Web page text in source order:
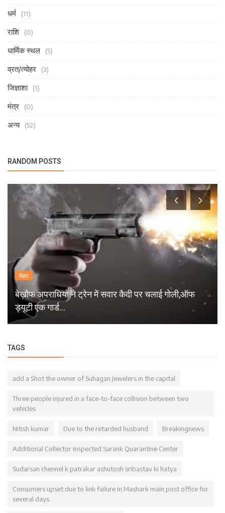
धर्म (11)
राशि (0)
धार्मिक स्थल (5)
व्रत/त्योहर (3)
जिज्ञाशा (1)
मंत्र (0)
अन्य (52)
RANDOM POSTS
बिहार
बेख़ौफ अपराधियों ने ट्रेन में सवार कैदी पर चलाई गोली,ऑफ
ड्यूटी एक गार्ड...
TAGS
add a Shot the owner of Suhagan Jewelers in the capital
Three people injured in a face-to-face collision between two
vehicles
Nitish kumar Due to the retarded husband Breakingnews
Additional Collector inspected Sarank Quarantine Center
Sudarsan chennel k patrakar ashutosh sribastav ki hatya
Consumers upset due to link failure in Mashark main post office for
several days.